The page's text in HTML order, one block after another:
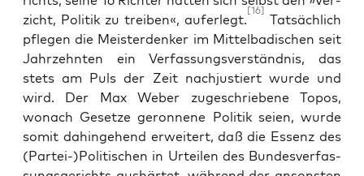
zicht, Poli­tik zu trei­ben«, auf­er­legt.
[16]
Tat­säch­lich
pfle­gen die Meis­ter­den­ker im Mit­tel­ba­di­schen seit
Jahr­zehn­ten ein Ver­fas­sungs­ver­ständ­nis, das
stets am Puls der Zeit nach­jus­tiert wur­de und
wird. Der Max Weber zuge­schrie­be­ne Topos,
wonach Geset­ze geron­ne­ne Poli­tik sei­en, wur­de
somit dahin­ge­hend erwei­tert, daß die Essenz des
(Partei-)Politischen in Urtei­len des Bun­des­ver­fas­